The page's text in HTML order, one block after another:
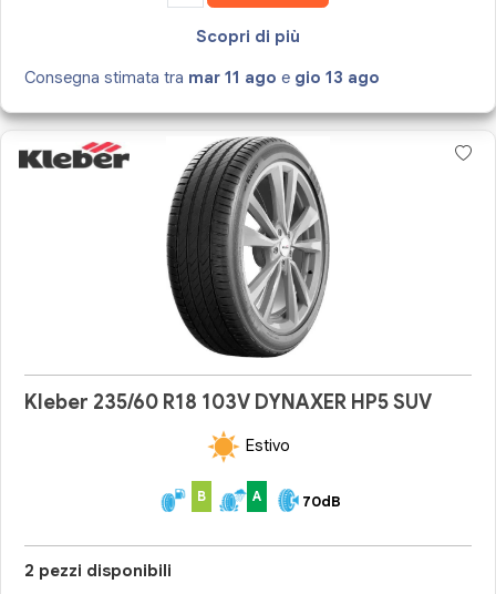
Scopri di più
Consegna stimata tra mar 11 ago e gio 13 ago
Kleber 235/60 R18 103V DYNAXER HP5 SUV
Estivo
B A 70dB
2 pezzi disponibili